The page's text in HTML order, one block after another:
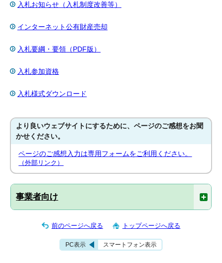
入札お知らせ（入札制度改善等）
インターネット公有財産売却
入札要綱・要領（PDF版）
入札参加資格
入札様式ダウンロード
より良いウェブサイトにするために、ページのご感想をお聞
かせください。
ページのご感想入力は専用フォームをご利用ください。
（外部リンク）
事業者向け
前のページへ戻る トップページへ戻る
PC表示 スマートフォン表示